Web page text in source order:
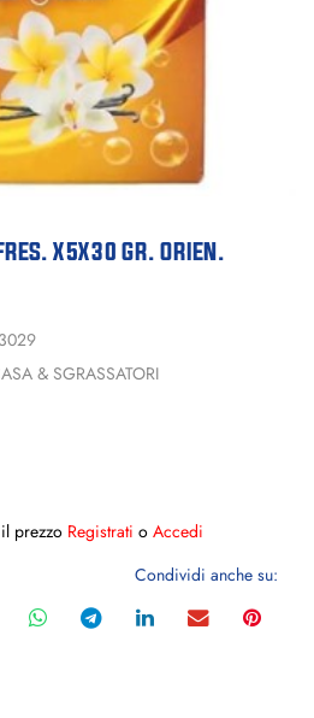
X5X30 GR. ORIEN.
& SGRASSATORI
prezzo Registrati o Accedi
Condividi anche su: